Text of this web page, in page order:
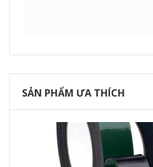
SẢN PHẨM ƯA THÍCH